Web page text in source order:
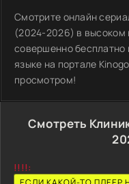
Смотрите онлайн
(2024-2026) в высоком
совершенно бесплатно
языке на портале
просмотром!
Смотреть
!!!!: